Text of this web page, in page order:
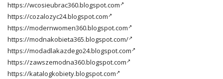
https://wcosieubrac360.blogspot.com
https://cozalozyc24.blogspot.com
https://modernwomen360.blogspot.com
https://modnakobieta365.blogspot.com/
https://modadlakazdego24.blogspot.com
https://zawszemodna360.blogspot.com
https://katalogkobiety.blogspot.com